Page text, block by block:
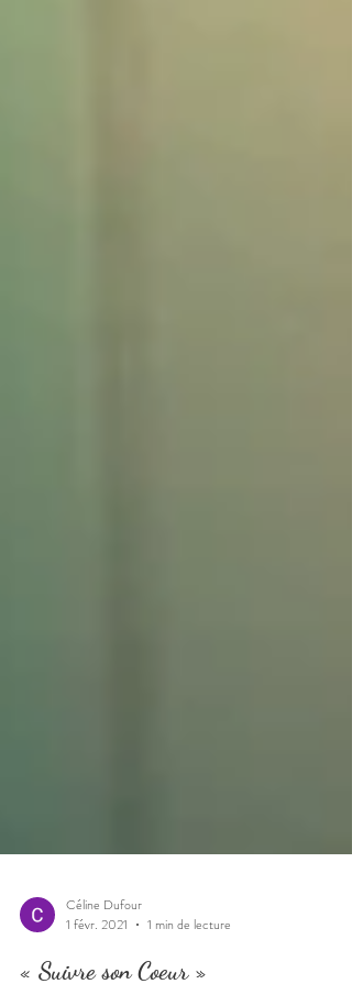
Céline Dufour
1 févr. 2021
1 min de lecture